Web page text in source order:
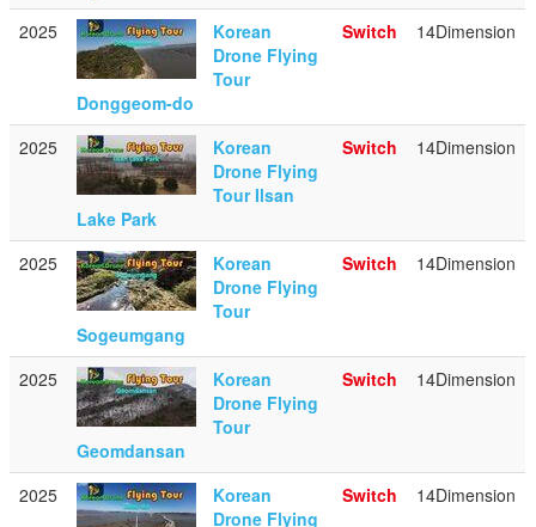
2025
Korean
Drone Flying
Tour
Donggeom-do
Switch 14Dimension
2025
Korean
Drone Flying
Tour Ilsan
Lake Park
Switch 14Dimension
2025
Korean
Drone Flying
Tour
Sogeumgang
Switch 14Dimension
2025
Korean
Drone Flying
Tour
Geomdansan
Switch 14Dimension
2025
Korean
Drone Flying
Switch 14Dimension